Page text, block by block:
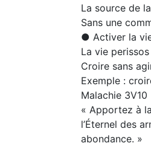
La source de
Sans une
● Activer la
La vie
Croire sans
Exemple :
Malachie 3V10
« Apportez à
l’Éternel des
abondance. »